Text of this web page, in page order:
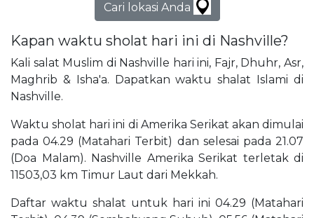
Cari lokasi Anda
Kapan waktu sholat hari ini di Nashville?
Kali salat Muslim di Nashville hari ini, Fajr, Dhuhr, Asr,
Maghrib & Isha'a. Dapatkan waktu shalat Islami di
Nashville.
Waktu sholat hari ini di Amerika Serikat akan dimulai
pada 04.29 (Matahari Terbit) dan selesai pada 21.07
(Doa Malam). Nashville Amerika Serikat terletak di
11503,03 km Timur Laut dari Mekkah.
Daftar waktu shalat untuk hari ini 04.29 (Matahari